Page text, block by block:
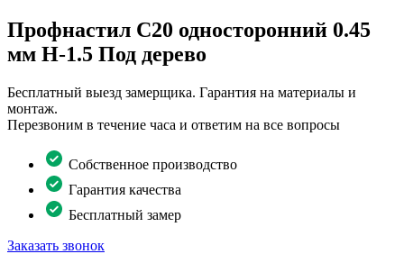
Профнастил С20 односторонний 0.45
мм H-1.5 Под дерево
Бесплатный выезд замерщика. Гарантия на материалы и
монтаж.
Перезвоним в течение часа и ответим на все вопросы
Собственное производство
Гарантия качества
Бесплатный замер
Заказать звонок